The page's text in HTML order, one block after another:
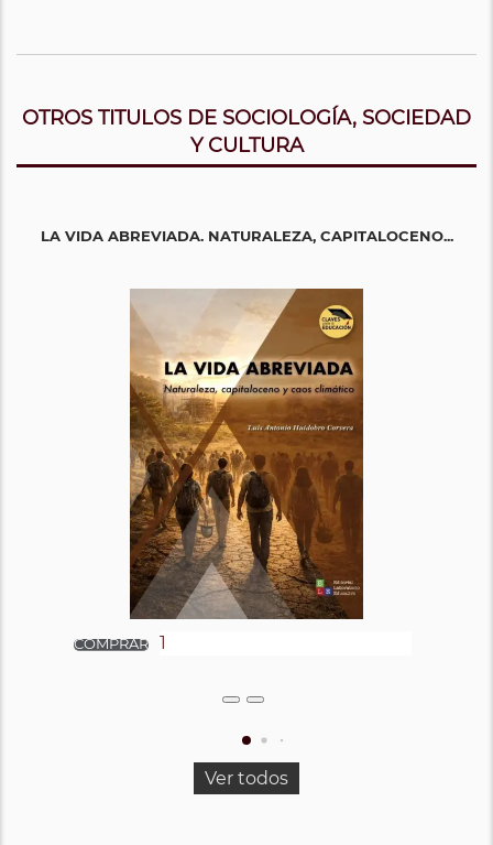
OTROS TITULOS DE SOCIOLOGÍA, SOCIEDAD
Y CULTURA
LA VIDA ABREVIADA. NATURALEZA, CAPITALOCENO...
Ver todos